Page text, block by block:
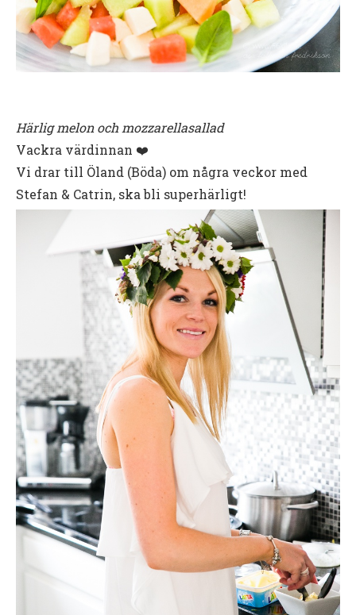
Härlig melon och mozzarellasallad
Vackra värdinnan ❤️
Vi drar till Öland (Böda) om några veckor med
Stefan & Catrin, ska bli superhärligt!